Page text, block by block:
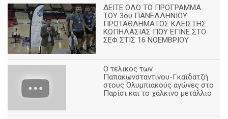
ΔΕΙΤΕ ΟΛΟ ΤΟ ΠΡΟΓΡΑΜΜΑ
ΤΟΥ 3ου ΠΑΝΕΛΛΗΝΙΟΥ
ΠΡΩΤΑΘΛΗΜΑΤΟΣ ΚΛΕΙΣΤΗΣ
ΚΩΠΗΛΑΣΙΑΣ ΠΟΥ ΕΓΙΝΕ ΣΤΟ
ΣΕΦ ΣΤΙΣ 16 ΝΟΕΜΒΡΙΟΥ
Ο τελικός των
Παπακωνσταντίνου-Γκαϊδατζή
στους Ολυμπιακούς αγώνες στο
Παρίσι και το χάλκινο μετάλλιο